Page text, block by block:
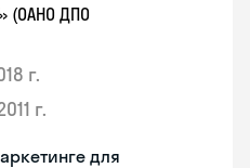
(ОАНО ДПО
г.
г.
для